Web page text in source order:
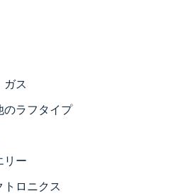
ガス
のラフタイプ
リー
トロニクス